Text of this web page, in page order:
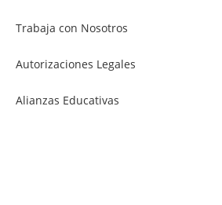
Trabaja con Nosotros
Autorizaciones Legales
Alianzas Educativas